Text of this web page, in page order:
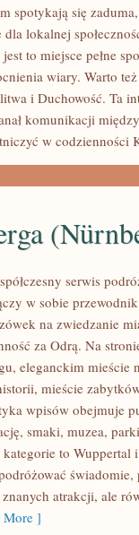
spotykają się
dla lokalnej
to miejsce pełne
wiary. Warto
i Duchowość. Ta
komunikacji
w codzienności
serwis
w sobie
na zwiedzanie
za Odrą. Na
eleganckim mieście
mieście
wpisów obejmuje
smaki, muzea,
to Wuppertal
atrakcji, ale
More ]